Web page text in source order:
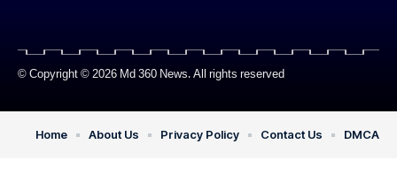
© Copyright © 2026 Md 360 News. All rights reserved
Home About Us Privacy Policy Contact Us DMCA